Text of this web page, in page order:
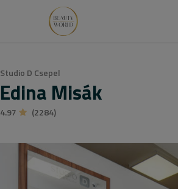
Studio D Csepel
Edina Misák
4.97 (2284)